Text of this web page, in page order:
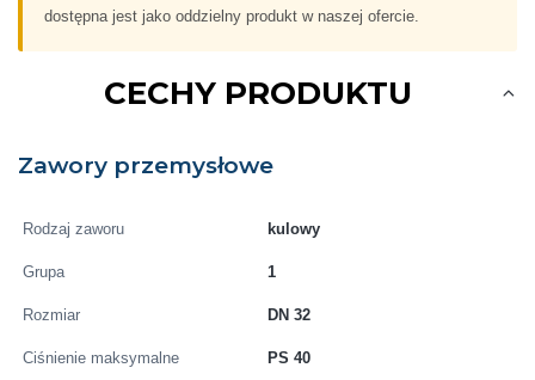
dostępna jest jako oddzielny produkt w naszej ofercie.
CECHY PRODUKTU
Zawory przemysłowe
Rodzaj zaworu kulowy
Grupa 1
Rozmiar DN 32
Ciśnienie maksymalne PS 40